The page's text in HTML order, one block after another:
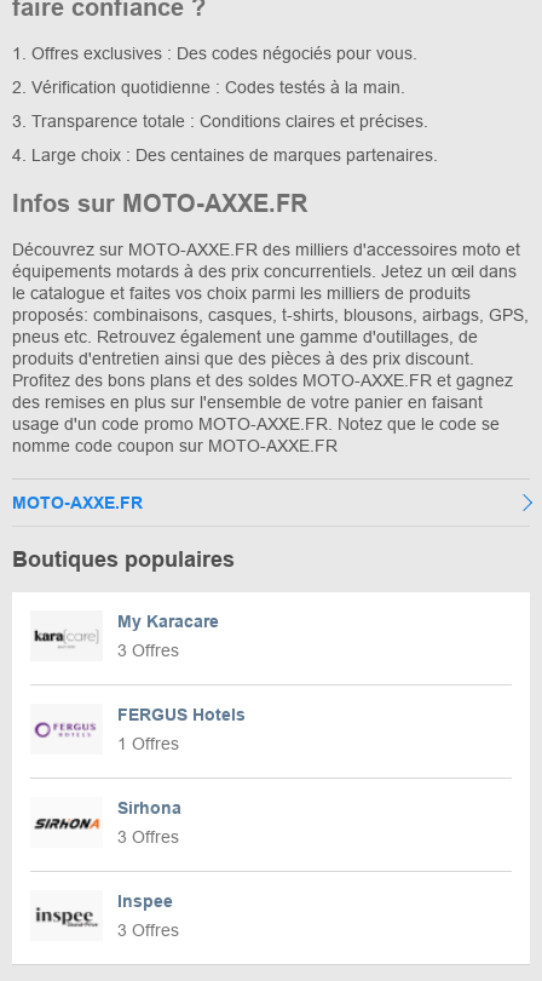
faire confiance ?
1. Offres exclusives : Des codes négociés pour vous.
2. Vérification quotidienne : Codes testés à la main.
3. Transparence totale : Conditions claires et précises.
4. Large choix : Des centaines de marques partenaires.
Infos sur MOTO-AXXE.FR
Découvrez sur MOTO-AXXE.FR des milliers d'accessoires moto et
équipements motards à des prix concurrentiels. Jetez un œil dans
le catalogue et faites vos choix parmi les milliers de produits
proposés: combinaisons, casques, t-shirts, blousons, airbags, GPS,
pneus etc. Retrouvez également une gamme d'outillages, de
produits d'entretien ainsi que des pièces à des prix discount.
Profitez des bons plans et des soldes MOTO-AXXE.FR et gagnez
des remises en plus sur l'ensemble de votre panier en faisant
usage d'un code promo MOTO-AXXE.FR. Notez que le code se
nomme code coupon sur MOTO-AXXE.FR
MOTO-AXXE.FR
Boutiques populaires
My Karacare
3 Offres
FERGUS Hotels
1 Offres
Sirhona
3 Offres
Inspee
3 Offres